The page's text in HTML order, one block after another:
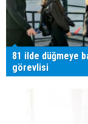
81 ilde düğmeye
görevlisi